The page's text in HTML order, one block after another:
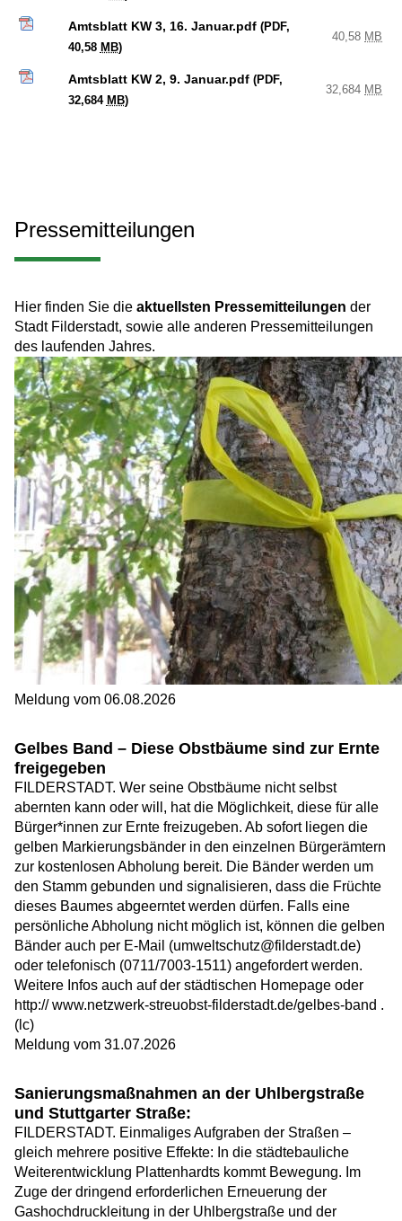
Amtsblatt KW 3, 16. Januar.pdf (PDF,
40,58 MB)
40,58 MB
Amtsblatt KW 2, 9. Januar.pdf (PDF,
32,684 MB)
32,684 MB
Pressemitteilungen
Hier finden Sie die aktuellsten Pressemitteilungen der
Stadt Filderstadt, sowie alle anderen Pressemitteilungen
des laufenden Jahres.
Meldung vom 06.08.2026
Gelbes Band – Diese Obstbäume sind zur Ernte
freigegeben
FILDERSTADT. Wer seine Obstbäume nicht selbst
abernten kann oder will, hat die Möglichkeit, diese für alle
Bürger*innen zur Ernte freizugeben. Ab sofort liegen die
gelben Markierungsbänder in den einzelnen Bürgerämtern
zur kostenlosen Abholung bereit. Die Bänder werden um
den Stamm gebunden und signalisieren, dass die Früchte
dieses Baumes abgeerntet werden dürfen. Falls eine
persönliche Abholung nicht möglich ist, können die gelben
Bänder auch per E-Mail (umweltschutz@filderstadt.de)
oder telefonisch (0711/7003-1511) angefordert werden.
Weitere Infos auch auf der städtischen Homepage oder
http:// www.netzwerk-streuobst-filderstadt.de/gelbes-band .
(lc)
Meldung vom 31.07.2026
Sanierungsmaßnahmen an der Uhlbergstraße
und Stuttgarter Straße:
FILDERSTADT. Einmaliges Aufgraben der Straßen –
gleich mehrere positive Effekte: In die städtebauliche
Weiterentwicklung Plattenhardts kommt Bewegung. Im
Zuge der dringend erforderlichen Erneuerung der
Gashochdruckleitung in der Uhlbergstraße und der